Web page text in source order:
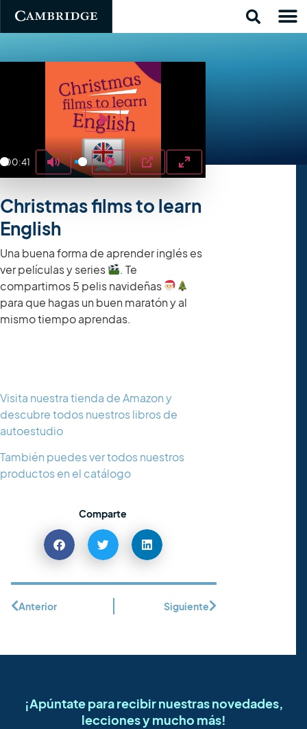
00:41
Mute Settings
PIP Enter fullscreen
Play
Christmas films to learn
English
Una buena forma de aprender inglés es
ver películas y series
. Te
compartimos 5 pelis navideñas
para que hagas un buen maratón y al
mismo tiempo aprendas.
Visita nuestra tienda de Amazon y
descubre todos nuestros libros de
autoestudio
También puedes ver todos nuestros
productos en el catálogo
Comparte
Anterior Siguiente
¡Apúntate para recibir nuestras novedades,
lecciones y mucho más!